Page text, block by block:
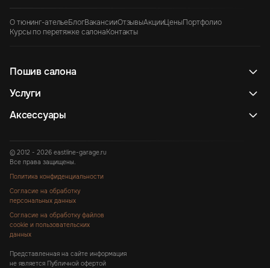
О тюнинг-ательеБлогВакансииОтзывыАкцииЦеныПортфолио
Курсы по перетяжке салонаКонтакты
Пошив салона
Услуги
Аксессуары
© 2012 - 2026 eastline-garage.ru
Все права защищены.
Политика конфиденциальности
Согласие на обработку
персональных данных
Согласие на обработку файлов
cookie и пользовательских
данных
Представленная на сайте информация
не является Публичной офертой